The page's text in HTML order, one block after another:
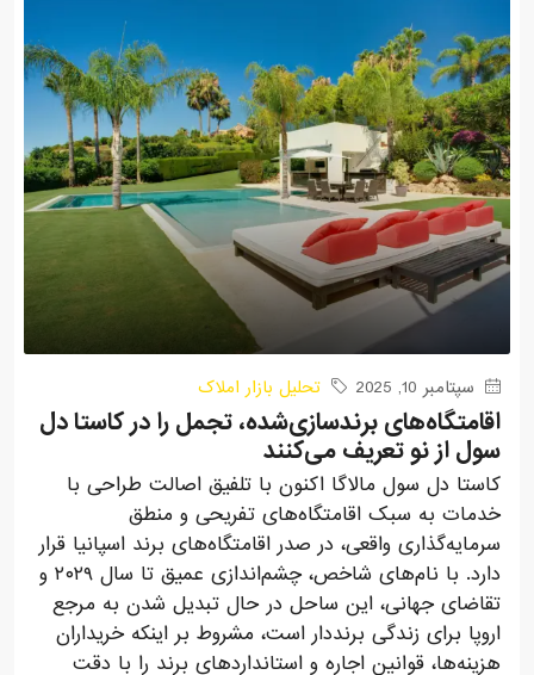
سپتامبر 10, 2025 تحلیل بازار املاک
اقامتگاه‌های برندسازی‌شده، تجمل را در کاستا دل
سول از نو تعریف می‌کنند
کاستا دل سول مالاگا اکنون با تلفیق اصالت طراحی با
خدمات به سبک اقامتگاه‌های تفریحی و منطق
سرمایه‌گذاری واقعی، در صدر اقامتگاه‌های برند اسپانیا قرار
دارد. با نام‌های شاخص، چشم‌اندازی عمیق تا سال ۲۰۲۹ و
تقاضای جهانی، این ساحل در حال تبدیل شدن به مرجع
اروپا برای زندگی برنددار است، مشروط بر اینکه خریداران
هزینه‌ها، قوانین اجاره و استانداردهای برند را با دقت